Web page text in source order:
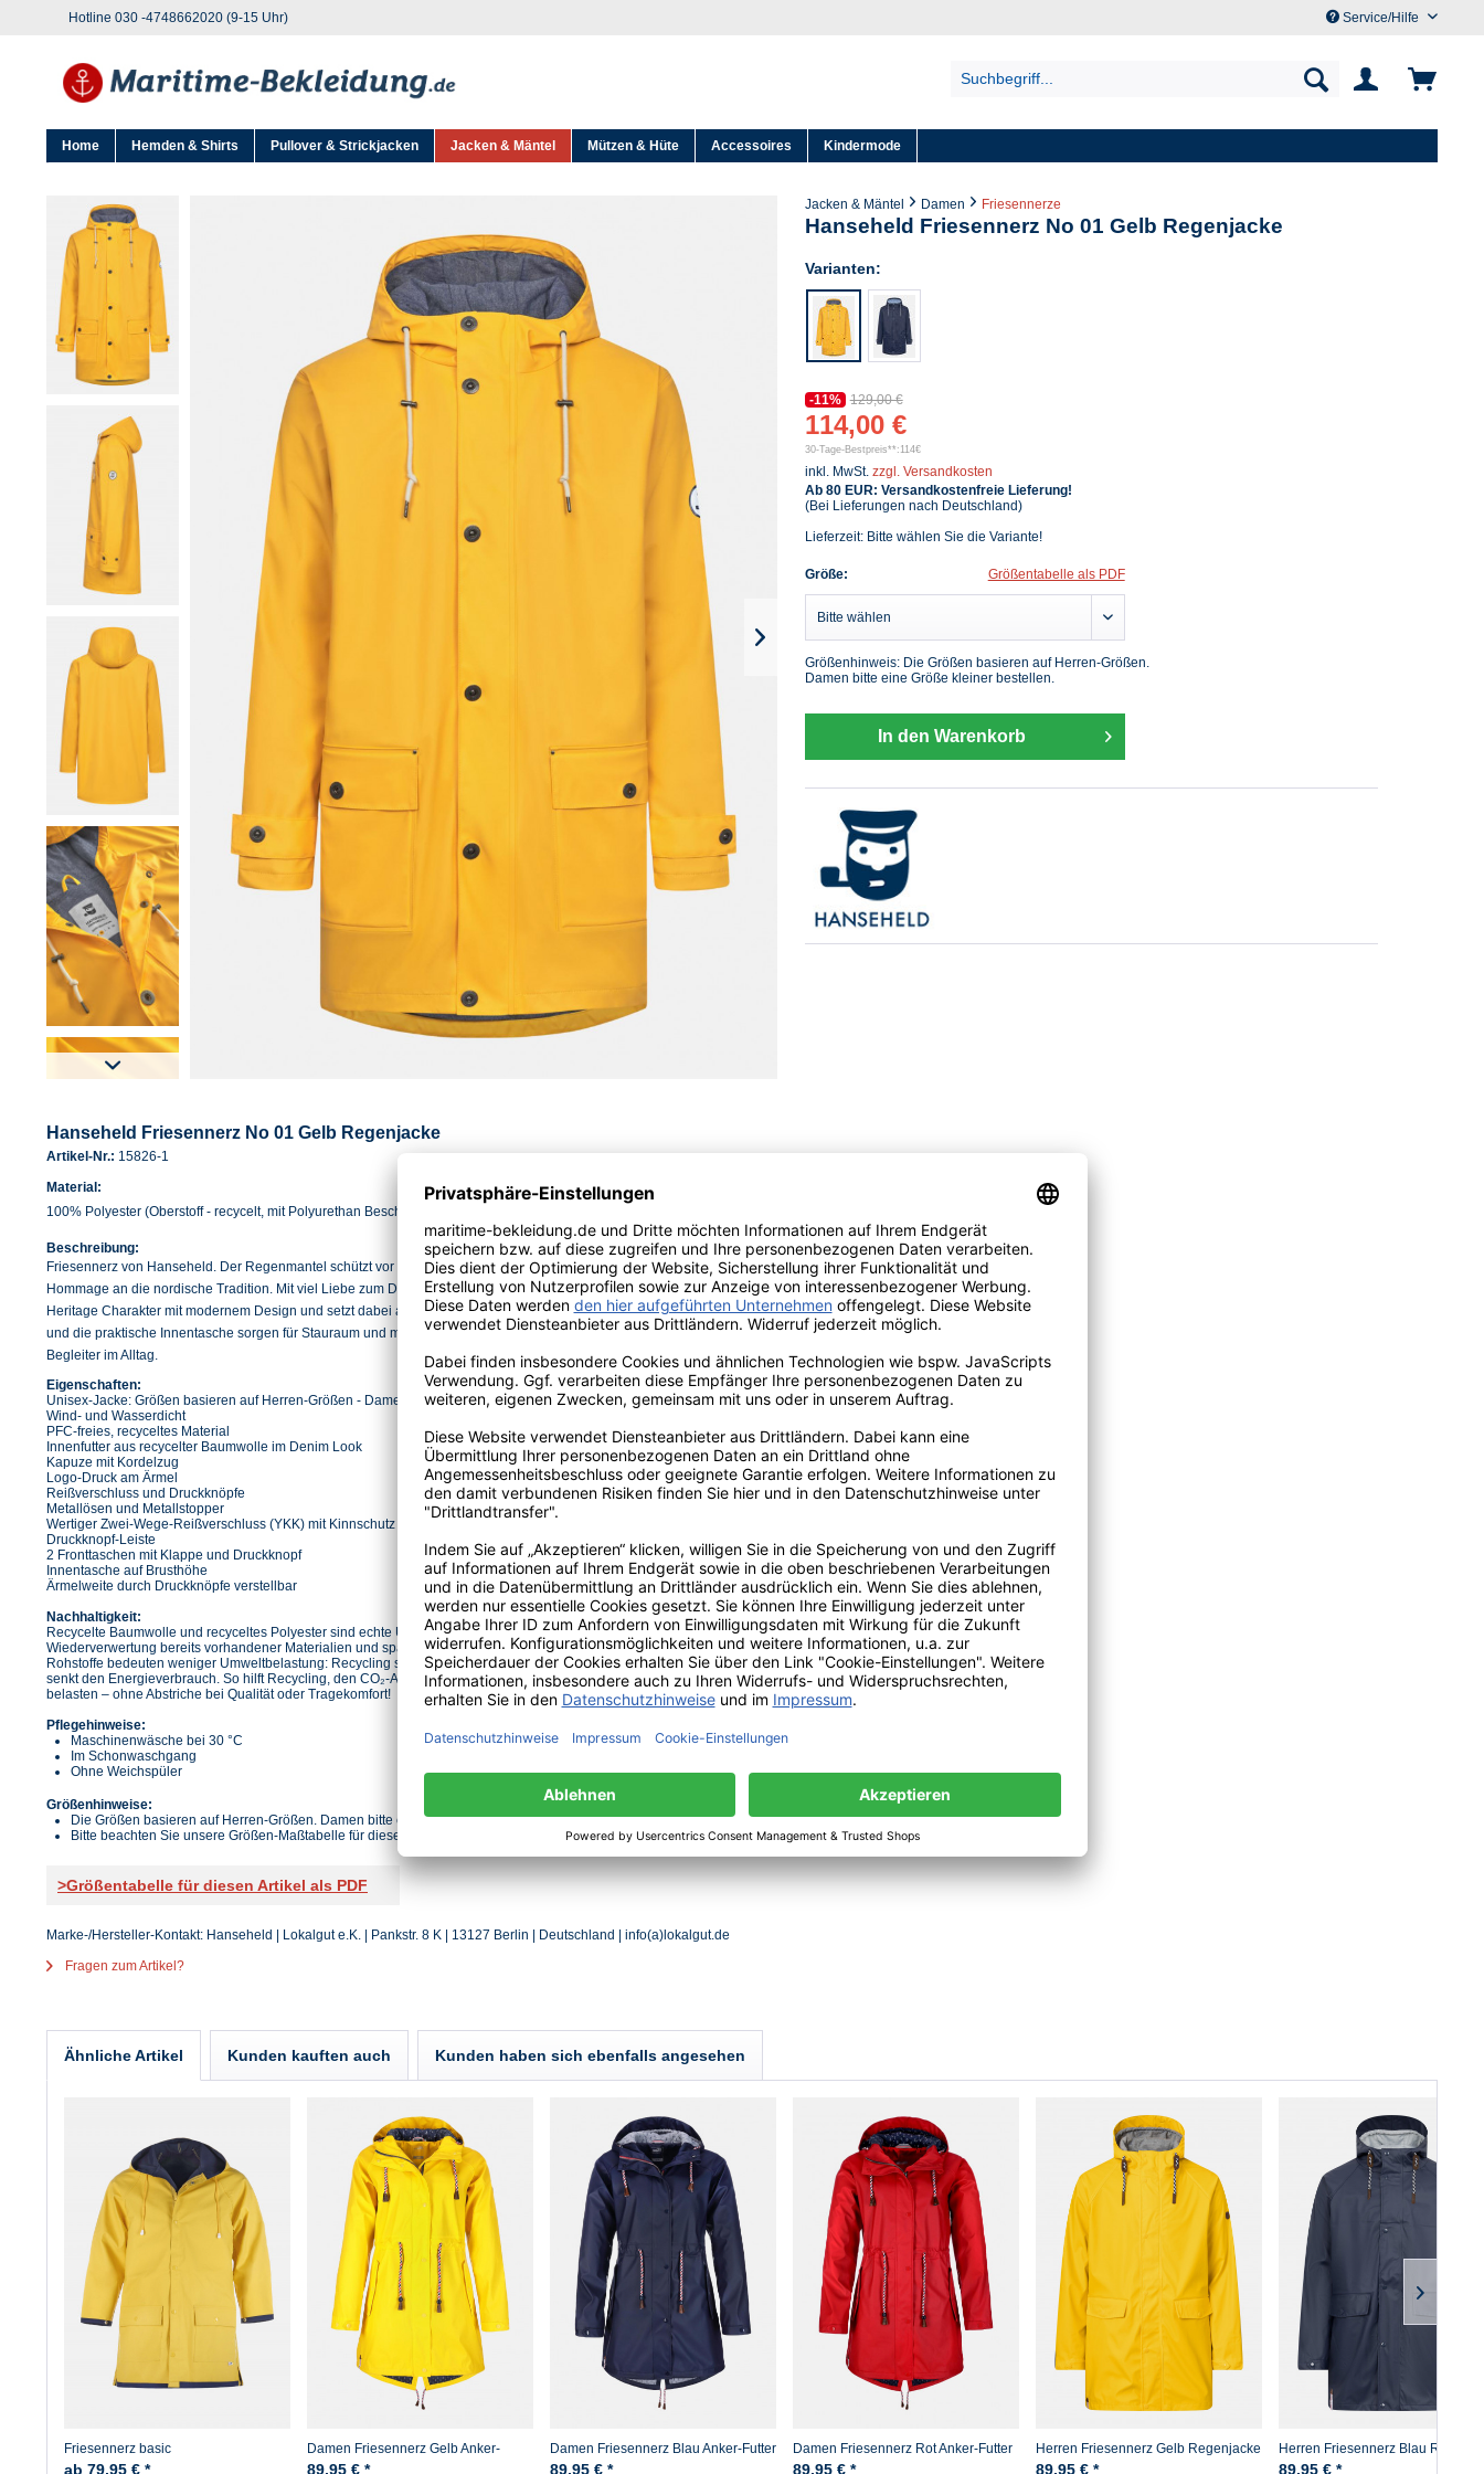
Hotline 030 -4748662020 (9-15 Uhr) Service/Hilfe
Home Hemden & Shirts Pullover & Strickjacken Jacken & Mäntel Mützen & Hüte Accessoires Kindermode
Jacken & Mäntel Damen Friesennerze
Hanseheld Friesennerz No 01 Gelb Regenjacke
Varianten:
-11% 129,00 €
114,00 €
30-Tage-Bestpreis**:114€
inkl. MwSt. zzgl. Versandkosten
Ab 80 EUR: Versandkostenfreie Lieferung!
(Bei Lieferungen nach Deutschland)
Lieferzeit: Bitte wählen Sie die Variante!
Größe: Größentabelle als PDF
Größenhinweis: Die Größen basieren auf Herren-Größen.
Damen bitte eine Größe kleiner bestellen.
In den Warenkorb
Hanseheld Friesennerz No 01 Gelb Regenjacke
Artikel-Nr.: 15826-1
Material:
100% Polyester (Oberstoff - recycelt, mit Polyurethan Beschichtung), 100% Baumwolle (Futter - recycelt), 100% Polyester (Ärmelfutter - recycelt)
Beschreibung:
Friesennerz von Hanseheld. Der Regenmantel schützt vor Wind und Wetter und ist als zeitloser Klassiker eine
Hommage an die nordische Tradition. Mit viel Liebe zum Detail verbindet der Hanseheld Friesennerz No 01
Heritage Charakter mit modernem Design und setzt dabei auf recycelte Materialien. Zwei große Pattentaschen
und die praktische Innentasche sorgen für Stauraum und machen die lange Regenjacke zum perfekten
Begleiter im Alltag.
Eigenschaften:
Unisex-Jacke: Größen basieren auf Herren-Größen - Damen eine Größe kleiner wählen
Wind- und Wasserdicht
PFC-freies, recyceltes Material
Innenfutter aus recycelter Baumwolle im Denim Look
Kapuze mit Kordelzug
Logo-Druck am Ärmel
Reißverschluss und Druckknöpfe
Metallösen und Metallstopper
Wertiger Zwei-Wege-Reißverschluss (YKK) mit Kinnschutz
Druckknopf-Leiste
2 Fronttaschen mit Klappe und Druckknopf
Innentasche auf Brusthöhe
Ärmelweite durch Druckknöpfe verstellbar
Nachhaltigkeit:
Recycelte Baumwolle und recyceltes Polyester sind echte Umwelthelden! Sie ermöglichen die
Wiederverwertung bereits vorhandener Materialien und sparen so wertvolle Ressourcen. Weniger neue
Rohstoffe bedeuten weniger Umweltbelastung: Recycling spart Erdöl, schont wertvolle Wasserressourcen und
senkt den Energieverbrauch. So hilft Recycling, den CO₂-Ausstoß zu senken und die Umwelt weniger zu
belasten – ohne Abstriche bei Qualität oder Tragekomfort!
Pflegehinweise:
Maschinenwäsche bei 30 °C
Im Schonwaschgang
Ohne Weichspüler
Größenhinweise:
Die Größen basieren auf Herren-Größen. Damen bitte eine Größe kleiner bestellen.
Bitte beachten Sie unsere Größen-Maßtabelle für diesen Artikel.
>Größentabelle für diesen Artikel als PDF
Marke-/Hersteller-Kontakt: Hanseheld | Lokalgut e.K. | Pankstr. 8 K | 13127 Berlin | Deutschland | info(a)lokalgut.de
Fragen zum Artikel?
Ähnliche Artikel Kunden kauften auch Kunden haben sich ebenfalls angesehen
Friesennerz basic
ab 79,95 € *
Damen Friesennerz Gelb Anker-
Futter
89,95 € *
Damen Friesennerz Blau Anker-Futter
89,95 € *
Damen Friesennerz Rot Anker-Futter
89,95 € *
Herren Friesennerz Gelb Regenjacke
89,95 € *
Herren Friesennerz Blau
89,95 € *